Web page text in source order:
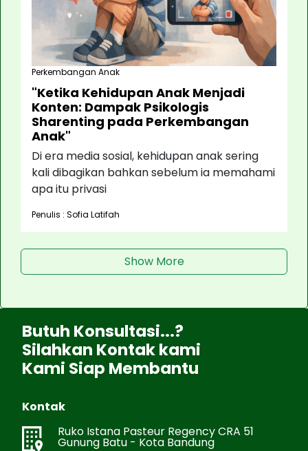
Perkembangan Anak
"Ketika Kehidupan Anak Menjadi
Konten: Dampak Psikologis
Sharenting pada Perkembangan
Anak"
Di era media sosial, kehidupan anak sering
kali dibagikan bahkan sebelum ia memahami
apa itu privasi
Penulis : Sofia Latifah
Show More
Butuh Konsultasi...?
Silahkan Kontak kami
Kami Siap Membantu
Kontak
Ruko Istana Pasteur Regency CRA 51
Gunung Batu - Kota Bandung